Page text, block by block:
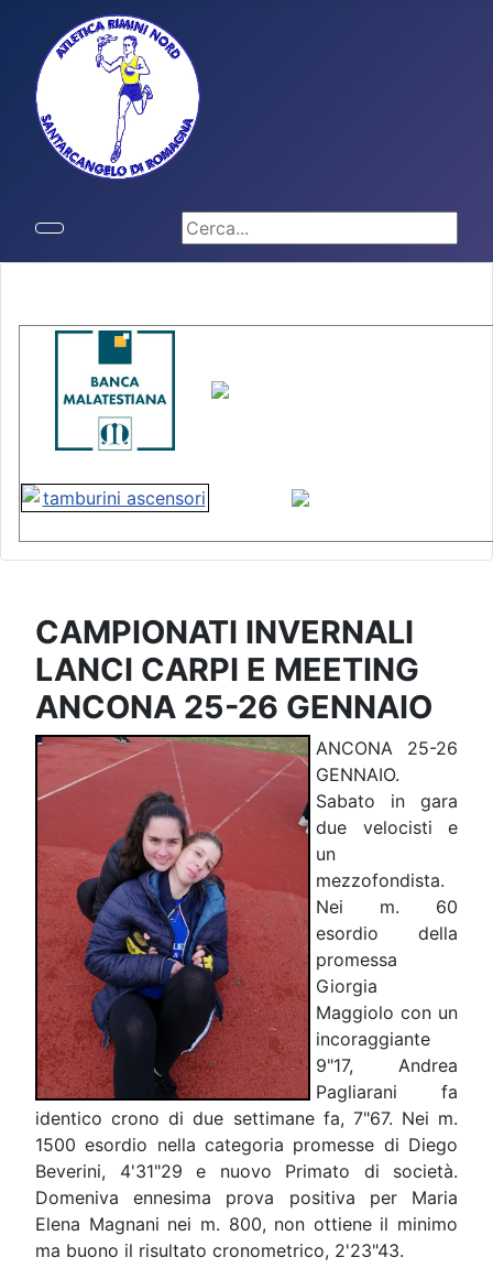
Cerca...
CAMPIONATI INVERNALI
LANCI CARPI E MEETING
ANCONA 25-26 GENNAIO
ANCONA 25-26
GENNAIO.
Sabato in gara
due velocisti e
un
mezzofondista.
Nei m. 60
esordio della
promessa
Giorgia
Maggiolo con un
incoraggiante
9"17, Andrea
Pagliarani fa
identico crono di due settimane fa, 7"67. Nei m.
1500 esordio nella categoria promesse di Diego
Beverini, 4'31"29 e nuovo Primato di società.
Domeniva ennesima prova positiva per Maria
Elena Magnani nei m. 800, non ottiene il minimo
ma buono il risultato cronometrico, 2'23"43.